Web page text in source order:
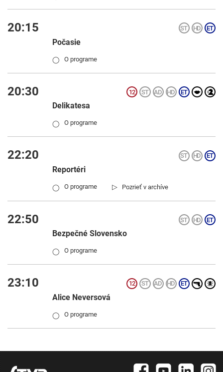
20:15
Počasie
◯ O programe
20:30
Delikatesa
◯ O programe
22:20
Reportéri
▷ Pozrieť v archíve
◯ O programe
22:50
Bezpečné Slovensko
◯ O programe
23:10
Alice Neversová
◯ O programe